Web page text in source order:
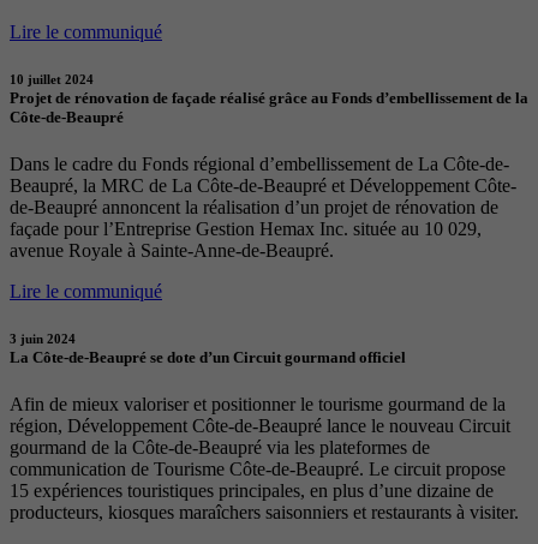
Lire le communiqué
10 juillet 2024
Projet de rénovation de façade réalisé grâce au Fonds d’embellissement de la
Côte-de-Beaupré
Dans le cadre du Fonds régional d’embellissement de La Côte-de-
Beaupré, la MRC de La Côte-de-Beaupré et Développement Côte-
de-Beaupré annoncent la réalisation d’un projet de rénovation de
façade pour l’Entreprise Gestion Hemax Inc. située au 10 029,
avenue Royale à Sainte-Anne-de-Beaupré.
Lire le communiqué
3 juin 2024
La Côte-de-Beaupré se dote d’un Circuit gourmand officiel
Afin de mieux valoriser et positionner le tourisme gourmand de la
région, Développement Côte-de-Beaupré lance le nouveau Circuit
gourmand de la Côte-de-Beaupré via les plateformes de
communication de Tourisme Côte-de-Beaupré. Le circuit propose
15 expériences touristiques principales, en plus d’une dizaine de
producteurs, kiosques maraîchers saisonniers et restaurants à visiter.